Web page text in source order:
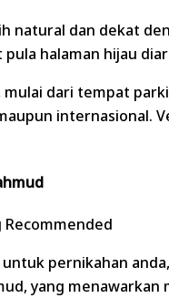
natural dan dekat
halaman hijau
dari tempat
pernikahan
yang